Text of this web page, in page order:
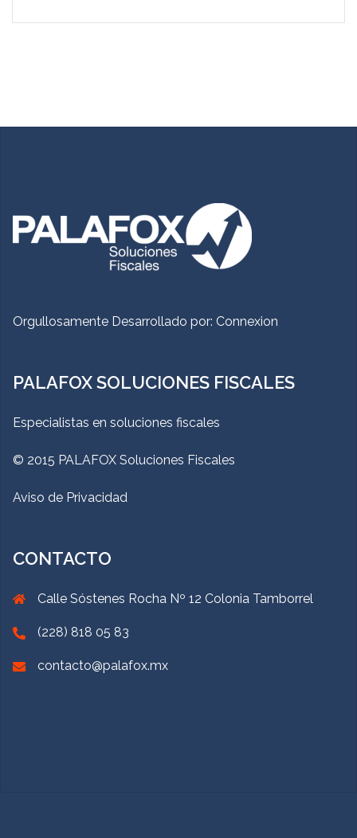
Orgullosamente Desarrollado por: Connexion
PALAFOX SOLUCIONES FISCALES
Especialistas en soluciones fiscales
© 2015 PALAFOX Soluciones Fiscales
Aviso de Privacidad
CONTACTO
Calle Sóstenes Rocha Nº 12 Colonia Tamborrel
(228) 818 05 83
contacto@palafox.mx